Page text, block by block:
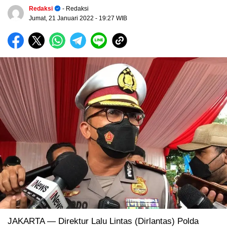
Redaksi
- Redaksi
Jumat, 21 Januari 2022 - 19:27 WIB
JAKARTA — Direktur Lalu Lintas (Dirlantas) Polda